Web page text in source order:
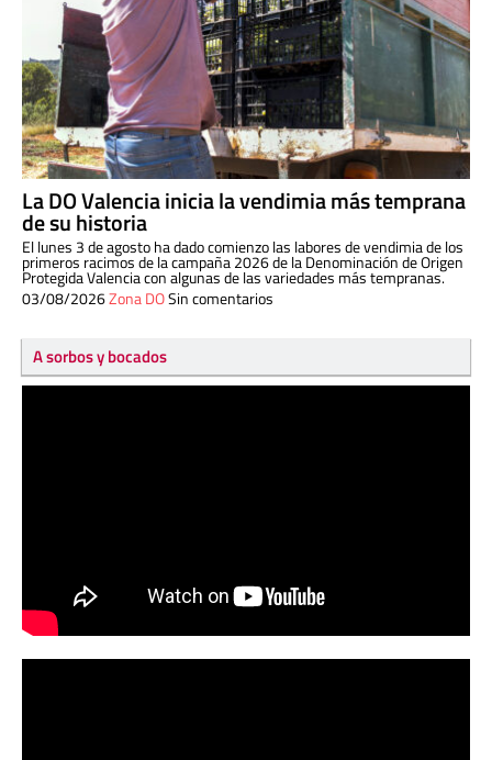
La DO Valencia inicia la vendimia más temprana
de su historia
El lunes 3 de agosto ha dado comienzo las labores de vendimia de los
primeros racimos de la campaña 2026 de la Denominación de Origen
Protegida Valencia con algunas de las variedades más tempranas.
03/08/2026Zona DOSin comentarios
A sorbos y bocados